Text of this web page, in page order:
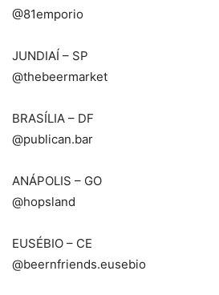
@81emporio
JUNDIAÍ – SP
@thebeermarket ⠀
BRASÍLIA – DF
@publican.bar ⠀
ANÁPOLIS – GO
@hopsland ⠀
EUSÉBIO – CE
@beernfriends.eusebio ⠀